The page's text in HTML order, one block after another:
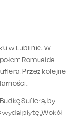
w Lublinie. W
Romualda
Przez kolejne
Suflera, by
płytę „Wokół